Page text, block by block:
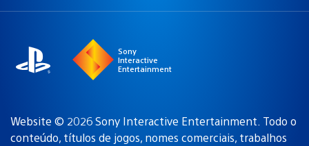
Sony
Interactive
Entertainment
Website © 2026 Sony Interactive Entertainment. Todo o
conteúdo, títulos de jogos, nomes comerciais, trabalhos